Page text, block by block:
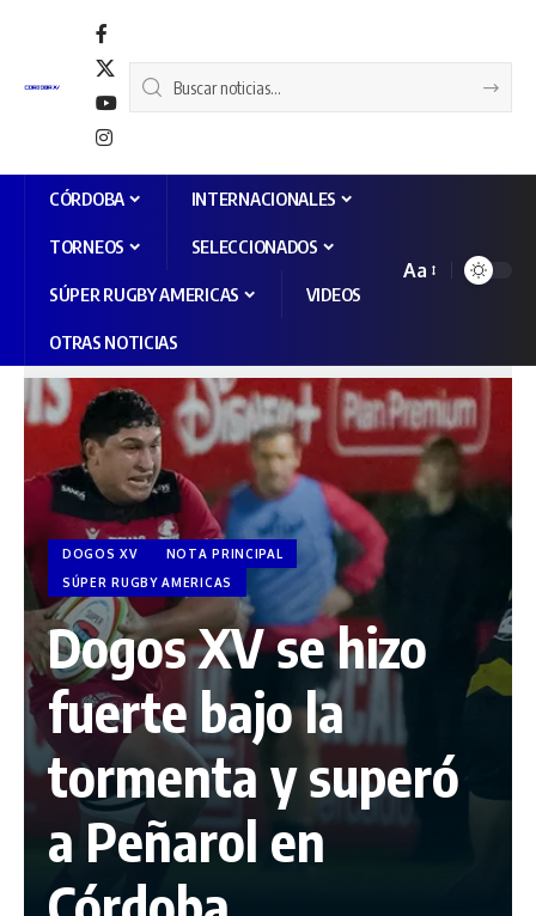
CÓRDOBA INTERNACIONALES
TORNEOS SELECCIONADOS
SÚPER RUGBY AMERICAS VIDEOS
OTRAS NOTICIAS
Aa
DOGOS XV
NOTA PRINCIPAL
SÚPER RUGBY AMERICAS
Dogos XV se hizo
fuerte bajo la
tormenta y superó
a Peñarol en